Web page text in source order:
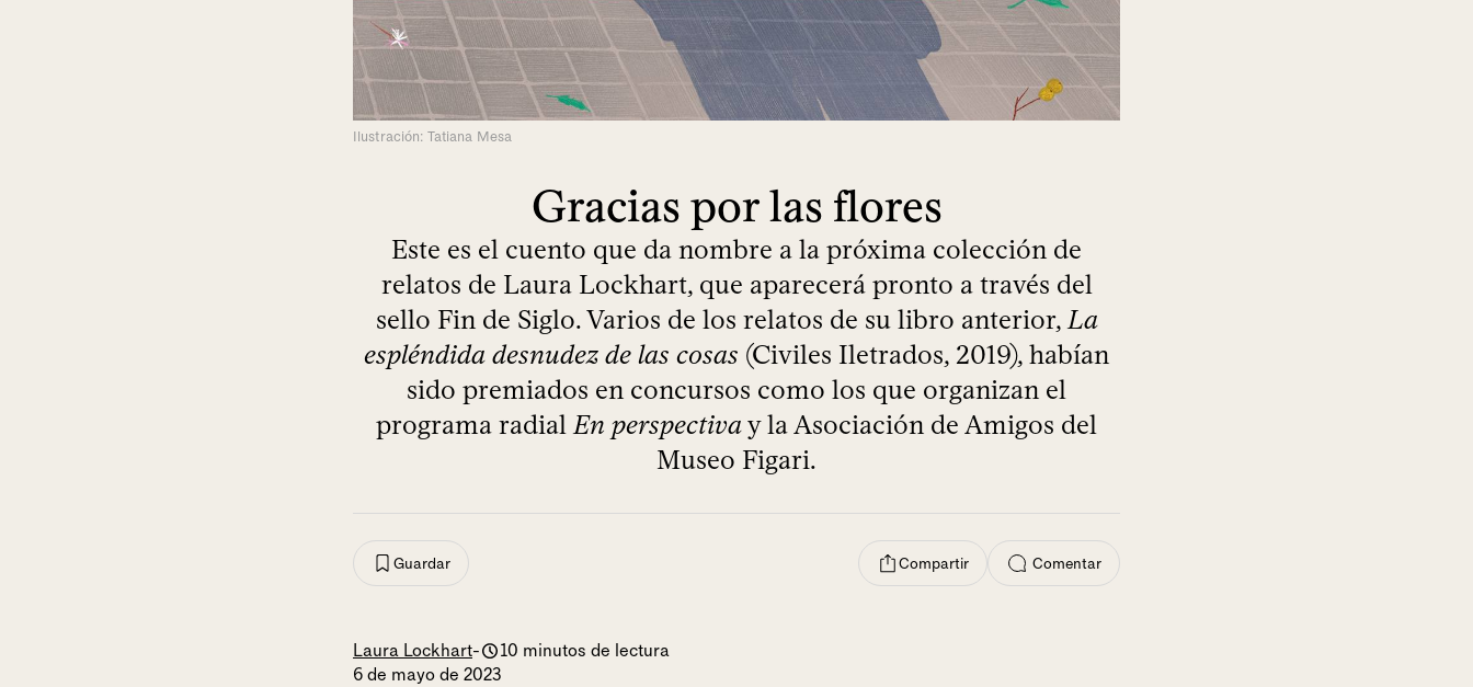
Ilustración: Tatiana Mesa
Gracias por las flores
Este es el cuento que da nombre a la próxima colección de
relatos de Laura Lockhart, que aparecerá pronto a través del
sello Fin de Siglo. Varios de los relatos de su libro anterior,La
espléndida desnudez de las cosas (Civiles Iletrados, 2019), habían
sido premiados en concursos como los que organizan el
programa radialEn perspectivay la Asociación de Amigos del
Museo Figari.
Guardar Compartir Comentar
Laura Lockhart-
10 minutos de lectura
6 de mayo de 2023